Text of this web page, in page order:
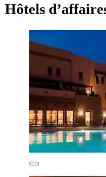
Hôtels